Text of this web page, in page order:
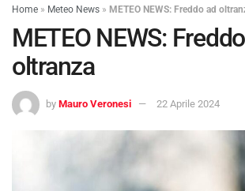
Home » Meteo News » METEO NEWS: Freddo ad
METEO NEWS:
oltranza
by Mauro Veronesi 22 Aprile 2024